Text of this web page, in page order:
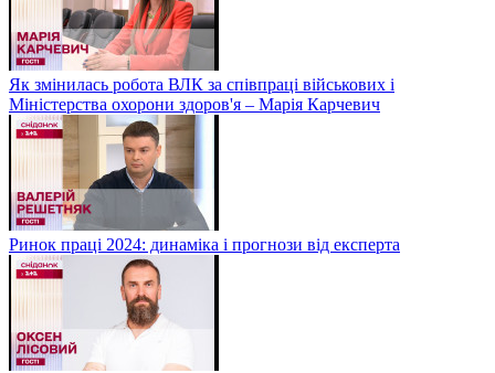
Як змінилась робота ВЛК за співпраці військових і
Міністерства охорони здоров'я – Марія Карчевич
Ринок праці 2024: динаміка і прогнози від експерта